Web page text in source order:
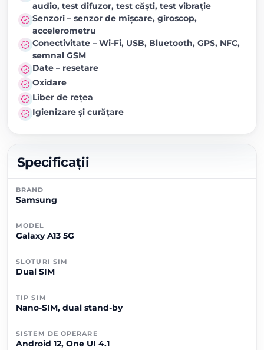
audio, test difuzor, test căști, test vibrație
Senzori – senzor de mișcare, giroscop,
accelerometru
Conectivitate – Wi-Fi, USB, Bluetooth, GPS, NFC,
semnal GSM
Date – resetare
Oxidare
Liber de rețea
Igienizare și curățare
Specificații
BRAND
Samsung
MODEL
Galaxy A13 5G
SLOTURI SIM
Dual SIM
TIP SIM
Nano-SIM, dual stand-by
SISTEM DE OPERARE
Android 12, One UI 4.1